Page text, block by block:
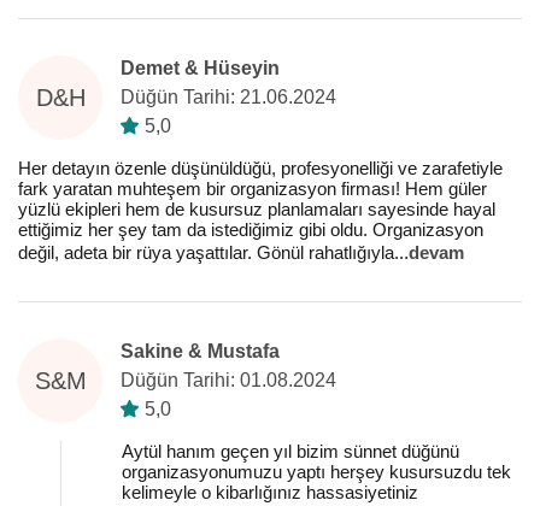
D&H
Demet & Hüseyin
Düğün Tarihi: 21.06.2024
5,0
Her detayın özenle düşünüldüğü, profesyonelliği ve zarafetiyle
fark yaratan muhteşem bir organizasyon firması! Hem güler
yüzlü ekipleri hem de kusursuz planlamaları sayesinde hayal
ettiğimiz her şey tam da istediğimiz gibi oldu. Organizasyon
değil, adeta bir rüya yaşattılar. Gönül rahatlığıyla...devam
S&M
Sakine & Mustafa
Düğün Tarihi: 01.08.2024
5,0
Aytül hanım geçen yıl bizim sünnet düğünü
organizasyonumuzu yaptı herşey kusursuzdu tek
kelimeyle o kibarlığınız hassasiyetiniz